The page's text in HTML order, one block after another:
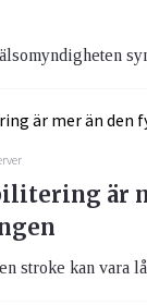
är
stroke kan vara